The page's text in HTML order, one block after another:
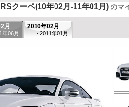
クーペ(10年02月-11年01月) のマ
月
年06月
2010年02月
- 2011年01月